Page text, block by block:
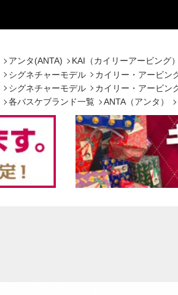
アンタ(ANTA) KAI（カイリーアービング）
シグネチャーモデル カイリー・アービン
シグネチャーモデル カイリー・アービン
各バスケブランド一覧 ANTA（アンタ）